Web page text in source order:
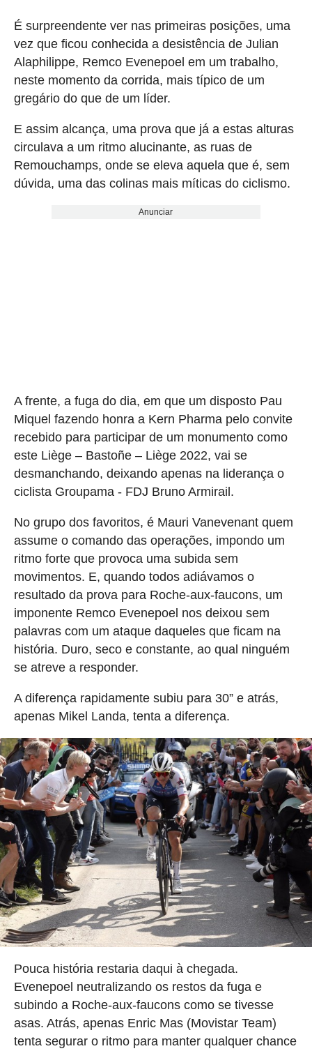
É surpreendente ver nas primeiras posições, uma
vez que ficou conhecida a desistência de Julian
Alaphilippe, Remco Evenepoel em um trabalho,
neste momento da corrida, mais típico de um
gregário do que de um líder.
E assim alcança, uma prova que já a estas alturas
circulava a um ritmo alucinante, as ruas de
Remouchamps, onde se eleva aquela que é, sem
dúvida, uma das colinas mais míticas do ciclismo.
Anunciar
A frente, a fuga do dia, em que um disposto Pau
Miquel fazendo honra a Kern Pharma pelo convite
recebido para participar de um monumento como
este Liège – Bastoñe – Liège 2022, vai se
desmanchando, deixando apenas na liderança o
ciclista Groupama - FDJ Bruno Armirail.
No grupo dos favoritos, é Mauri Vanevenant quem
assume o comando das operações, impondo um
ritmo forte que provoca uma subida sem
movimentos. E, quando todos adiávamos o
resultado da prova para Roche-aux-faucons, um
imponente Remco Evenepoel nos deixou sem
palavras com um ataque daqueles que ficam na
história. Duro, seco e constante, ao qual ninguém
se atreve a responder.
A diferença rapidamente subiu para 30” e atrás,
apenas Mikel Landa, tenta a diferença.
Pouca história restaria daqui à chegada.
Evenepoel neutralizando os restos da fuga e
subindo a Roche-aux-faucons como se tivesse
asas. Atrás, apenas Enric Mas (Movistar Team)
tenta segurar o ritmo para manter qualquer chance